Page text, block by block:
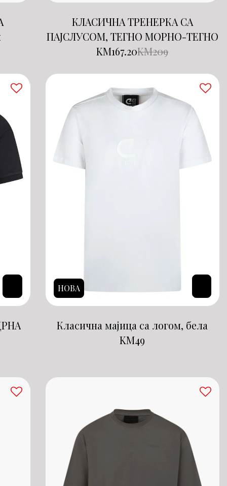
КЛАСИЧНА ТРЕНЕРКА СА
ПАЈСЛУСОМ, ТЕГНО МОРНО-ТЕГНО
KM209
KM167.20
НОВА
Класична мајица са логом, бела
KM49